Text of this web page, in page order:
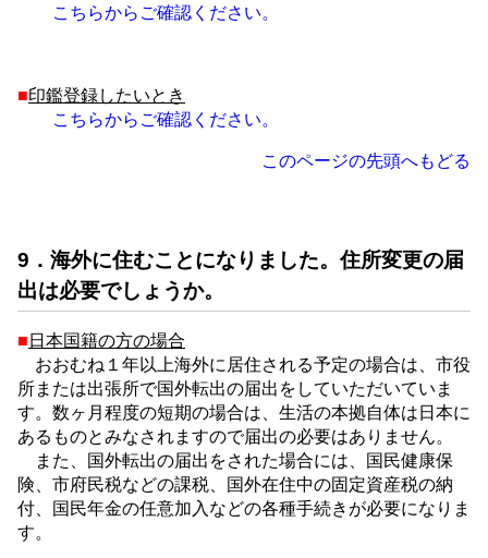
こちらからご確認ください。
■印鑑登録したいとき
こちらからご確認ください。
このページの先頭へもどる
9．海外に住むことになりました。住所変更の届
出は必要でしょうか。
■ 日本国籍の方の場合
おおむね１年以上海外に居住される予定の場合は、市役
所または出張所で国外転出の届出をしていただいていま
す。 数ヶ月程度の短期の場合は、生活の本拠自体は日本に
あるものとみなされますので届出の必要はありません。
また、国外転出の届出をされた場合には、国民健康保
険、市府民税などの課税、国外在住中の固定資産税の納
付、国民年金の任意加入などの各種手続きが必要になりま
す。